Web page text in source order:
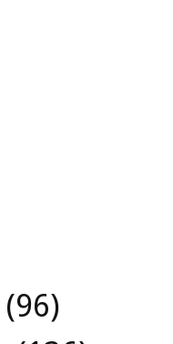
(96)